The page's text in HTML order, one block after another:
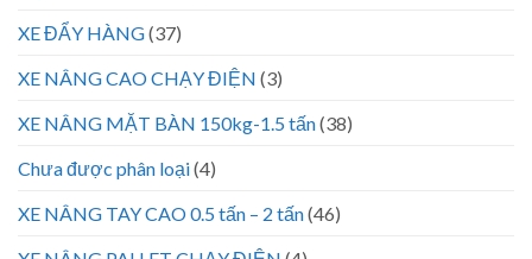
XE ĐẨY HÀNG(37)
XE NÂNG CAO CHẠY ĐIỆN (3)
XE NÂNG MẶT BÀN 150kg-1.5 tấn(38)
Chưa được phân loại(4)
XE NÂNG TAY CAO 0.5 tấn – 2 tấn(46)